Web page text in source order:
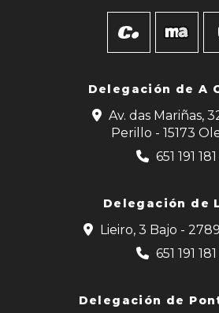
Delegación deA
Av. das Mariñas,
Perillo - 15173
651 191 181
Delegación de
Lieiro, 3 Bajo -
651 191 181
Delegación de